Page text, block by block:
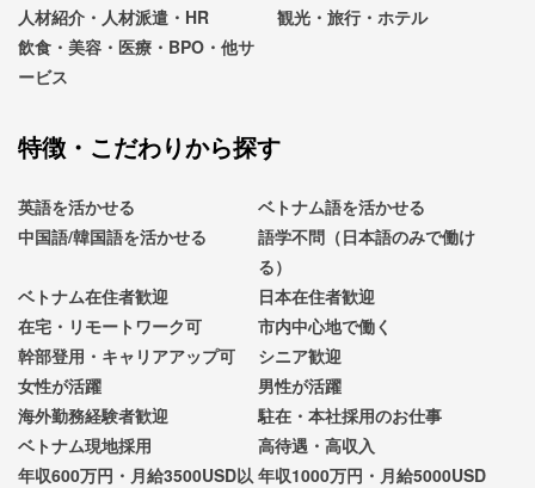
人材紹介・人材派遣・HR
観光・旅行・ホテル
飲食・美容・医療・BPO・他サ
ービス
特徴・こだわりから探す
英語を活かせる
ベトナム語を活かせる
中国語/韓国語を活かせる
語学不問（日本語のみで働け
る）
ベトナム在住者歓迎
日本在住者歓迎
在宅・リモートワーク可
市内中心地で働く
幹部登用・キャリアアップ可
シニア歓迎
女性が活躍
男性が活躍
海外勤務経験者歓迎
駐在・本社採用のお仕事
ベトナム現地採用
高待遇・高収入
年収600万円・月給3500USD以 年収1000万円・月給5000USD